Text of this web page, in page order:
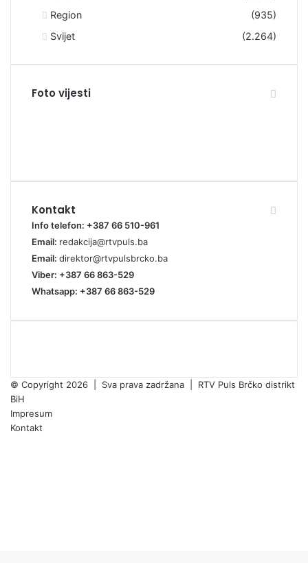
Region
(935)
Svijet
(2.264)
Foto vijesti
Kontakt
Info telefon: +387 66 510-961
Email: redakcija@rtvpuls.ba
Email: direktor@rtvpulsbrcko.ba
Viber: +387 66 863-529
Whatsapp: +387 66 863-529
© Copyright 2026 | Sva prava zadržana | RTV Puls Brčko distrikt
BiH
Impresum
Kontakt